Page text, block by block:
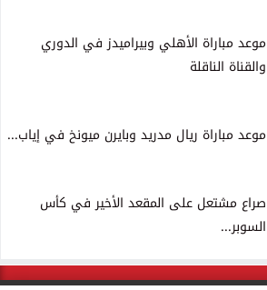
موعد مباراة الأهلي وبيراميدز في الدوري
والقناة الناقلة
موعد مباراة ريال مدريد وبايرن ميونخ في إياب...
صراع مشتعل على المقعد الأخير في كأس
السوبر...